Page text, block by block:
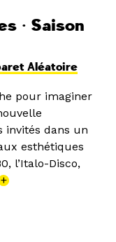
• Saison
Aléatoire
pour imaginer
invités dans un
esthétiques
l’Italo-Disco,
+